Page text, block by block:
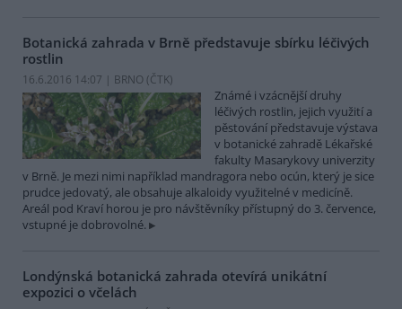
Botanická zahrada v Brně představuje sbírku léčivých
rostlin
16.6.2016 14:07 | BRNO (ČTK)
Známé i vzácnější druhy
léčivých rostlin, jejich využití a
pěstování představuje výstava
v botanické zahradě Lékařské
fakulty Masarykovy univerzity
v Brně. Je mezi nimi například mandragora nebo ocún, který je sice
prudce jedovatý, ale obsahuje alkaloidy využitelné v medicíně.
Areál pod Kraví horou je pro návštěvníky přístupný do 3. července,
vstupné je dobrovolné.
Londýnská botanická zahrada otevírá unikátní
expozici o včelách